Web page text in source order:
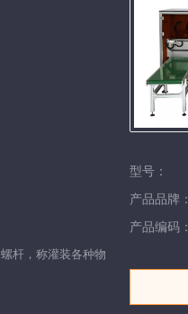
型号：
产品品牌：
产品编码：
杆，称灌装各种物